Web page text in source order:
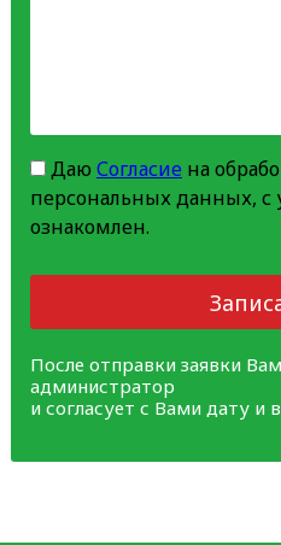
Даю Согласиена
персональных данных, с
ознакомлен.
После отправки заявки
администратор
и согласует с Вами дату и